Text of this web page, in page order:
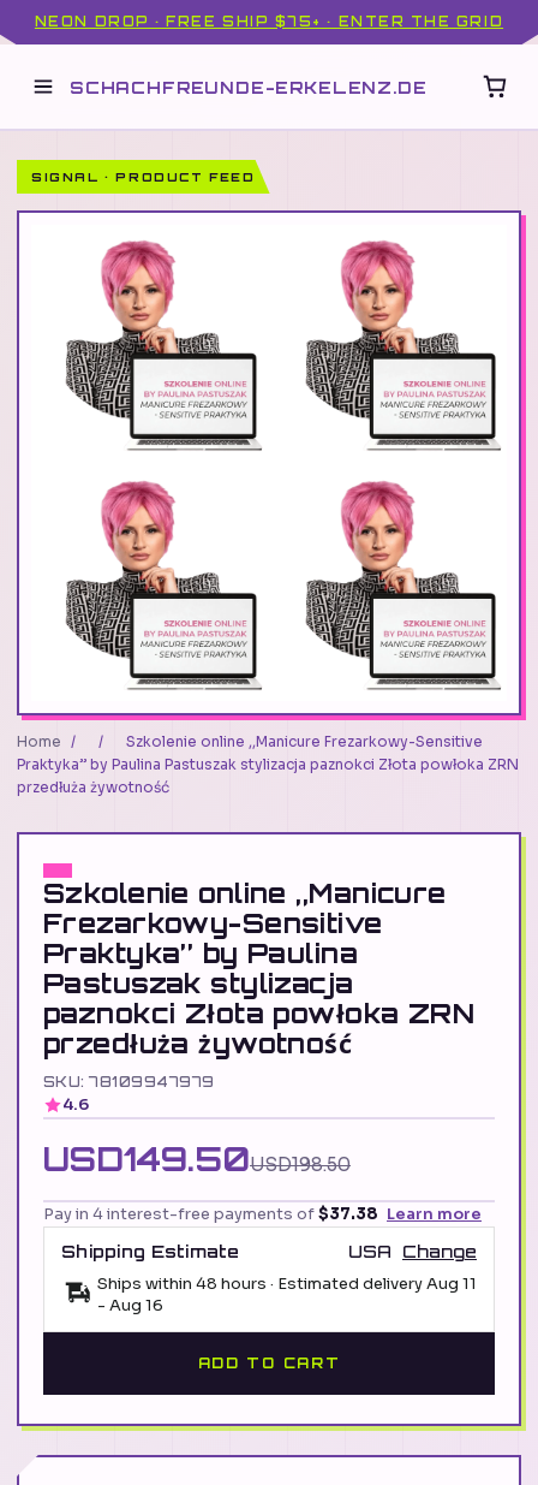
NEON DROP · FREE SHIP $75+ · ENTER THE GRID
SCHACHFREUNDE-ERKELENZ.DE
SIGNAL · PRODUCT FEED
Home / /
Szkolenie online ,,Manicure Frezarkowy-Sensitive
Praktyka’’ by Paulina Pastuszak stylizacja paznokci Złota powłoka ZRN
przedłuża żywotność
Szkolenie online ,,Manicure
Frezarkowy-Sensitive
Praktyka’’ by Paulina
Pastuszak stylizacja
paznokci Złota powłoka ZRN
przedłuża żywotność
SKU: 78109947979
4.6
USD149.50USD198.50
Pay in 4 interest-free payments of$37.38 Learn more
Shipping Estimate
USA
Change
Ships within 48 hours · Estimated deliveryAug 11
- Aug 16
ADD TO CART